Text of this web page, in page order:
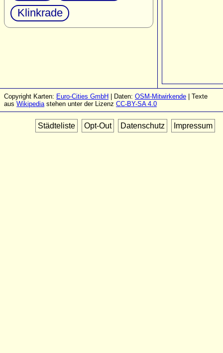
Klinkrade
Copyright Karten: Euro-Cities GmbH | Daten: OSM-Mitwirkende | Texte
aus Wikipediastehen unter der Lizenz CC-BY-SA 4.0
Städteliste Opt-Out Datenschutz Impressum